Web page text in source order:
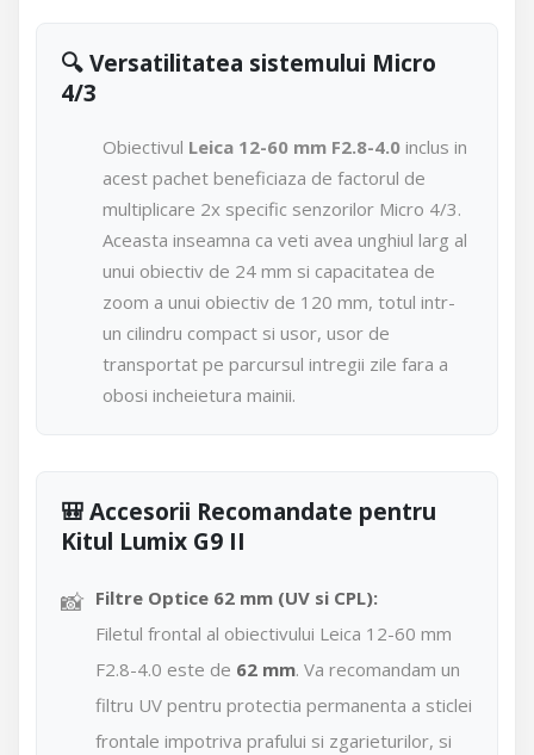
🔍 Versatilitatea sistemului Micro
4/3
Obiectivul Leica 12-60 mm F2.8-4.0 inclus in
acest pachet beneficiaza de factorul de
multiplicare 2x specific senzorilor Micro 4/3.
Aceasta inseamna ca veti avea unghiul larg al
unui obiectiv de 24 mm si capacitatea de
zoom a unui obiectiv de 120 mm, totul intr-
un cilindru compact si usor, usor de
transportat pe parcursul intregii zile fara a
obosi incheietura mainii.
🎒 Accesorii Recomandate pentru
Kitul Lumix G9 II
📸 Filtre Optice 62 mm (UV si CPL):
Filetul frontal al obiectivului Leica 12-60 mm
F2.8-4.0 este de 62 mm. Va recomandam un
filtru UV pentru protectia permanenta a sticlei
frontale impotriva prafului si zgarieturilor, si